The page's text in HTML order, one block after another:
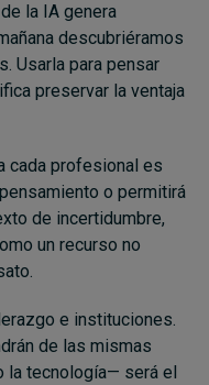
la IA genera
descubriéramos
Usarla para pensar
preservar la ventaja
cada profesional es
o permitirá
de incertidumbre,
un recurso no
e instituciones.
de las mismas
la tecnología— será el